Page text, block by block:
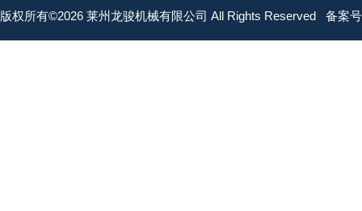
版权所有©2026 莱州龙骏机械有限公司 All Rights Reserved 备案